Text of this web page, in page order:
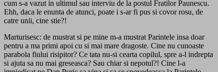
cum s-a vazut in ultimul sau interviu de la postul Fratilor Paunescu.
Ehh, daca le enunta de atunci, poate i s-ar fi pus si covor rosu, de
catre unii, cine stie?!
Marturisesc: de mustrat si pe mine m-a mustrat Parintele insa doar
pentru a ma primi apoi cu si mai mare dragoste. Cine nu cunoaste
parabola fiului risipitor? Ce tata nu-si cearta copilul, spre a-l indrepta
si ajuta sa nu mai greseasca? Sau chiar si nepotul?! Cine l-a